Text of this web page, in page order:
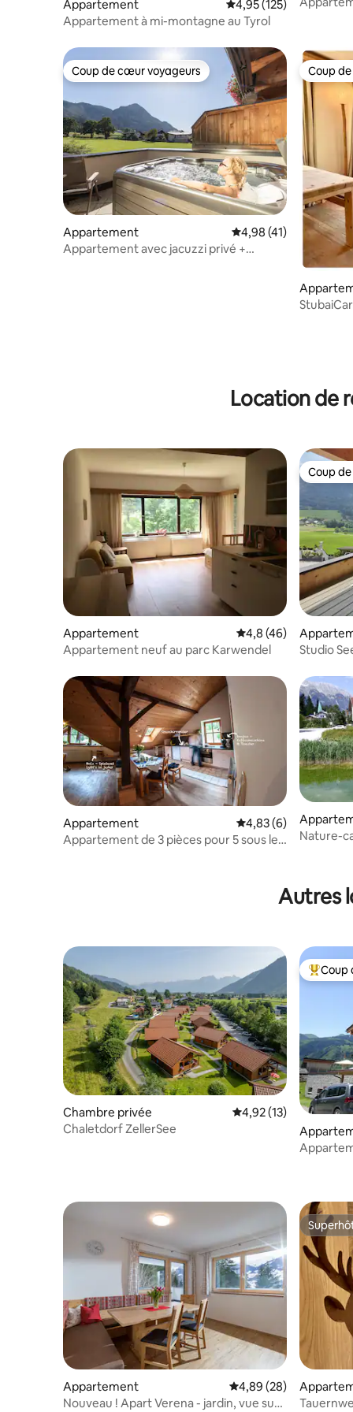
Appartement Évaluation moyenne
4,95 (125)
Appartement à mi-montagne au Tyrol
Coup de cœur voyageurs
Coup de cœur voyageurs
Appartement Évaluation moyenne
4,98 (41)
Appartement avec jacuzzi privé +
Coup
Coup
Location de
Appartement Évaluation moyenne
4,8 (46)
Appartement neuf au parc Karwendel
Coup
Coup
Studio
Appartement Évaluation moyenne
4,83 (6)
Appartement de 3 pièces pour 5 sous le
Nature-calme-
Autres
Chambre privée Évaluation moyenne
4,92 (13)
Chaletdorf ZellerSee
Coups
Coup
Appartement Évaluation moyenne
4,89 (28)
Nouveau ! Apart Verena - jardin, vue sur